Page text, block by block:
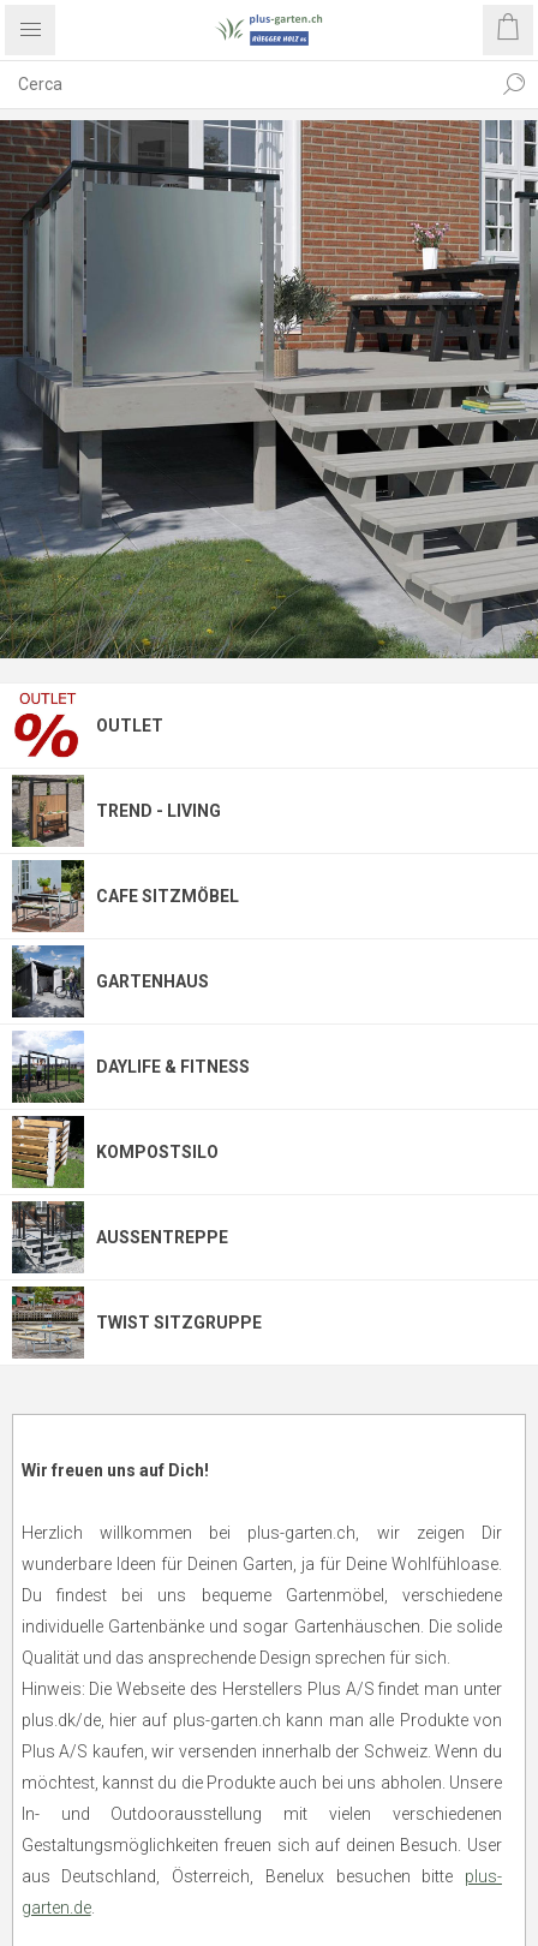
OUTLET
TREND - LIVING
CAFE SITZMÖBEL
GARTENHAUS
DAYLIFE & FITNESS
KOMPOSTSILO
AUSSENTREPPE
TWIST SITZGRUPPE
Wir freuen uns auf Dich!
Herzlich willkommen bei plus-garten.ch, wir zeigen Dir
wunderbare Ideen für Deinen Garten, ja für Deine Wohlfühloase.
Du findest bei uns bequeme Gartenmöbel, verschiedene
individuelle Gartenbänke und sogar Gartenhäuschen. Die solide
Qualität und das ansprechende Design sprechen für sich.
Hinweis: Die Webseite des Herstellers Plus A/S findet man unter
plus.dk/de, hier auf plus-garten.ch kann man alle Produkte von
Plus A/S kaufen, wir versenden innerhalb der Schweiz. Wenn du
möchtest, kannst du die Produkte auch bei uns abholen. Unsere
In- und Outdoorausstellung mit vielen verschiedenen
Gestaltungsmöglichkeiten freuen sich auf deinen Besuch. User
aus Deutschland, Österreich, Benelux besuchen bitte plus-
garten.de.